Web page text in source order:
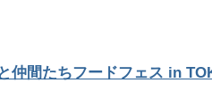
仲間たちフードフェス in